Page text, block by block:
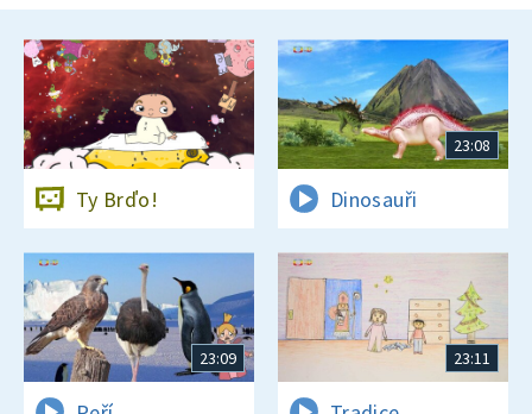
Ty Brďo!
23:08
Dinosauři
23:09 23:11